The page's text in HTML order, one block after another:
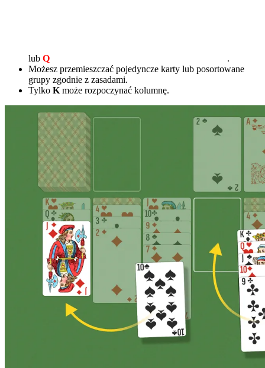
lub Q
.
Możesz przemieszczać pojedyncze karty lub posortowane
grupy zgodnie z zasadami.
Tylko K może rozpoczynać kolumnę.